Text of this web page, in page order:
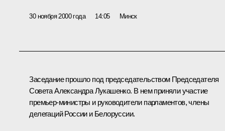
30 ноября 2000 года 14:05 Минск
Заседание прошло под председательством Председателя
Совета Александра Лукашенко. В нем приняли участие
премьер-министры и руководители парламентов, члены
делегаций России и Белоруссии.